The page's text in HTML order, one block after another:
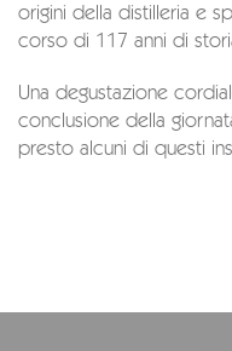
origini della distilleria e
corso di 117 anni di
Una degustazione
conclusione della
presto alcuni di questi